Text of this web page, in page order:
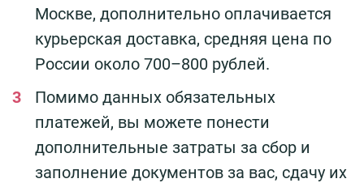
Москве, дополнительно оплачивается
курьерская доставка, средняя цена по
России около 700–800 рублей.
Помимо данных обязательных
платежей, вы можете понести
дополнительные затраты за сбор и
заполнение документов за вас, сдачу их